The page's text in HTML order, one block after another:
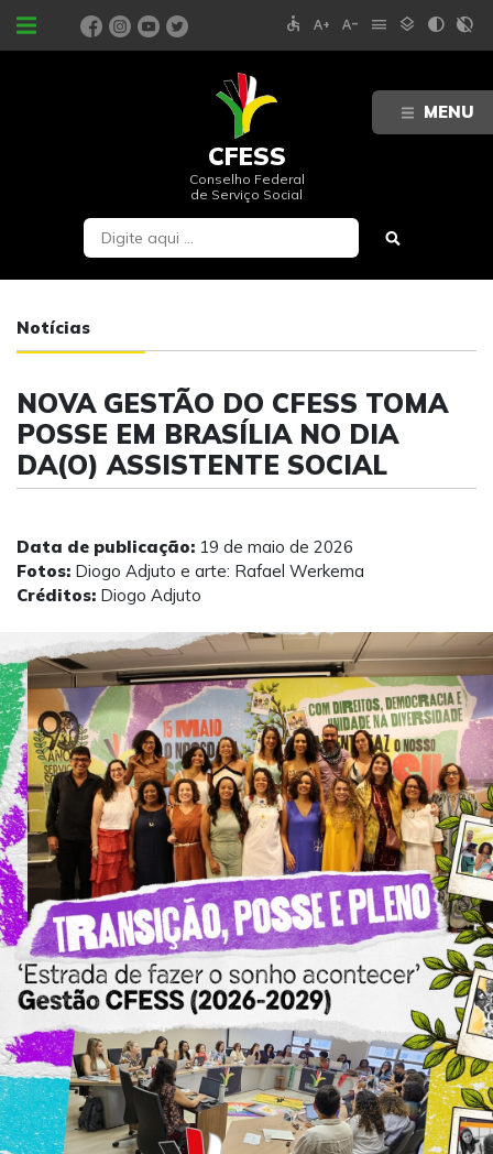
MENU
PORTAIS accessible text_increase text_decrease menu layers contrast contrast_rtl_off
CFESS
Conselho Federal
de Serviço Social
Notícias
NOVA GESTÃO DO CFESS TOMA
POSSE EM BRASÍLIA NO DIA
DA(O) ASSISTENTE SOCIAL
Data de publicação: 19 de maio de 2026
Fotos: Diogo Adjuto e arte: Rafael Werkema
Créditos: Diogo Adjuto